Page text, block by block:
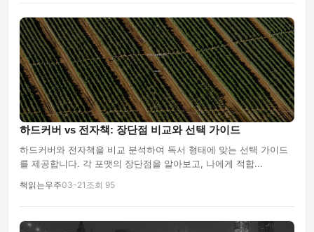
하드커버 vs 전자책: 장단점 비교와 선택 가이드
하드커버와 전자책을 비교 분석하여 독서 형태에 맞는 선택 가이드
를 제공합니다. 각 포맷의 장단점을 알아보고, 나에게 적합...
책읽는우주03-21 조회 95